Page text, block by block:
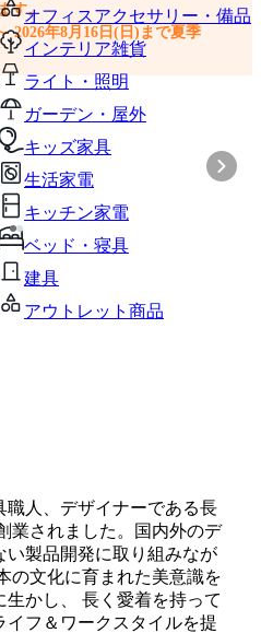
オフィスアクセサリー・備品
インテリア雑貨
ライト・照明
ガーデン・屋外
キッズ家具
生活家電
キッチン家電
ベッド・寝具
建具
アウトレット商品
す。
2026年8月16日(日)まで夏季
職人、デザイナーである長
業されました。国内外のデ
い製品開発に取り組みなが
の文化に育まれた美意識を
かし、 長く愛着を持って
フ＆ワークスタイルを提